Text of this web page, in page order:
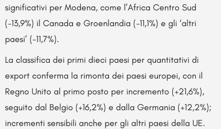
significativi per Modena, come l’Africa Centro Sud
(-13,9%) il Canada e Groenlandia (-11,1%) e gli ‘altri
paesi’ (-11,7%).
La classifica dei primi dieci paesi per quantitativi di
export conferma la rimonta dei paesi europei, con il
Regno Unito al primo posto per incremento (+21,6%),
seguito dal Belgio (+16,2%) e dalla Germania (+12,2%);
incrementi sensibili anche per gli altri paesi della UE.